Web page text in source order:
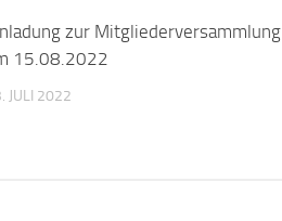
zur Mitgliederversammlung
15.08.2022
JULI 2022